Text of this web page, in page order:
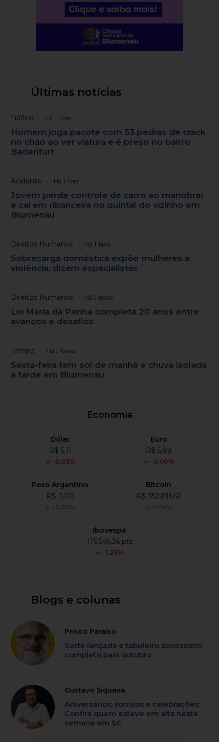
Últimas notícias
Tráfico Há 1 hora
Homem joga pacote com 53 pedras de crack
no chão ao ver viatura e é preso no bairro
Badenfurt
Acidente Há 1 hora
Jovem perde controle de carro ao manobrar
e cai em ribanceira no quintal do vizinho em
Blumenau
Direitos Humanos Há 1 hora
Sobrecarga doméstica expõe mulheres à
violência, dizem especialistas
Direitos Humanos Há 2 horas
Lei Maria da Penha completa 20 anos entre
avanços e desafios
Tempo Há 2 horas
Sexta-feira tem sol de manhã e chuva isolada
à tarde em Blumenau
Economia
Dólar
R$ 5,11
-0,03%
Euro
R$ 5,89
-0,06%
Peso Argentino
R$ 0,00
+0,00%
Bitcoin
R$ 352,811,62
+1,14%
Ibovespa
175,546,36 pts
-1.23%
Blogs e colunas
Prisco Paraíso
Sorte lançada e tabuleiro sucessório
completo para outubro
Gustavo Siqueira
Aniversários, sorrisos e celebrações:
Confira quem esteve em alta nesta
semana em SC